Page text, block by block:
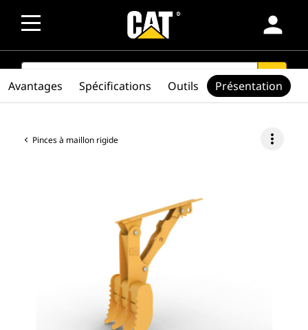
person
SEARCH search
Pinces à maillon rigide more_vert
Avantages Spécifications Outils Présentation